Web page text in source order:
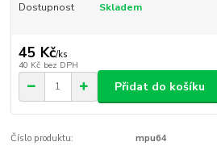
Dostupnost Skladem
45 Kč/ks
40 Kč bez DPH
Přidat do košíku
Číslo produktu: mpu64